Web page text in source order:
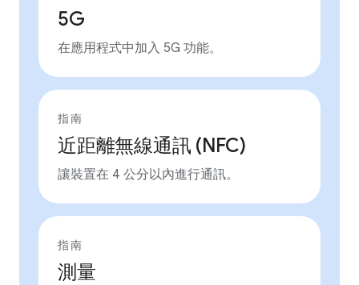
5G
在應用程式中加入 5G 功能。
指南
近距離無線通訊 (NFC)
讓裝置在 4 公分以內進行通訊。
指南
測量